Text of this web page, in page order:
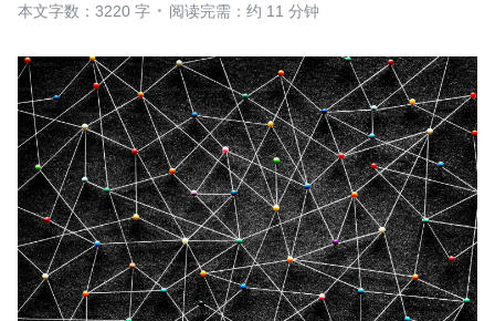
本文字数：3220 字
阅读完需：约 11 分钟